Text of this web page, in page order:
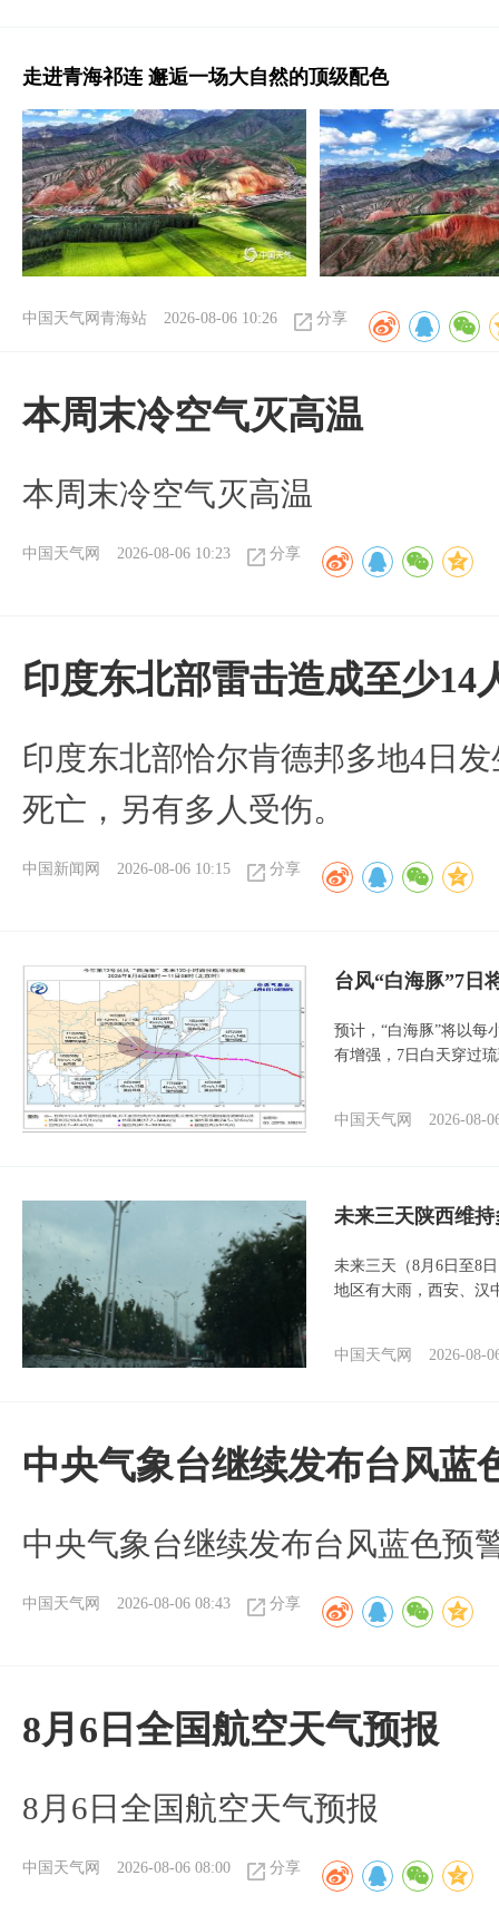
走进青海祁连 邂逅一场大自然的顶级配色
中国天气网青海站 2026-08-06 10:26 分享
本周末冷空气灭高温
本周末冷空气灭高温
中国天气网 2026-08-06 10:23 分享
印度东北部雷击造成至少14
印度东北部恰尔肯德邦多地4日
死亡，另有多人受伤。
中国新闻网 2026-08-06 10:15 分享
台风“白海豚”7日
预计，“白海豚”将以每
有增强，7日白天穿过
中国天气网 2026-08-
未来三天陕西维
未来三天（8月6日至8
地区有大雨，西安、汉
中国天气网 2026-08-
中央气象台继续发布台风蓝
中央气象台继续发布台风蓝色预
中国天气网 2026-08-06 08:43 分享
8月6日全国航空天气预报
8月6日全国航空天气预报
中国天气网 2026-08-06 08:00 分享